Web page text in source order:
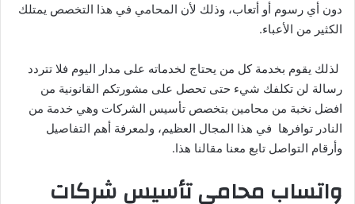
دون أي رسوم أو أتعاب، وذلك لأن المحامي في هذا التخصص يمتلك
الكثير من الأعباء.
لذلك يقوم بخدمة كل من يحتاج لخدماته على مدار اليوم فلا تتردد
رسالة لن تكلفك شيء حتى تحصل على مشورتكم القانونية من
افضل نخبة من محامين بتخصص تأسيس الشركات وهي خدمة من
النادر توافرها في هذا المجال العظيم، ولمعرفة أهم التفاصيل
وأرقام التواصل تابع معنا مقالنا هذا.
واتساب محامي تأسيس شركات